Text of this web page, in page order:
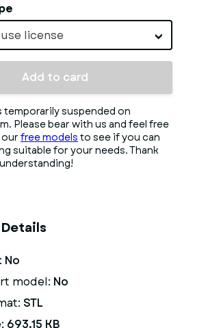
license
Add to card
temporarily suspended on
Please bear with us and feel free
free models to see if you can
suitable for your needs. Thank
No
model: No
STL
693.15 KB